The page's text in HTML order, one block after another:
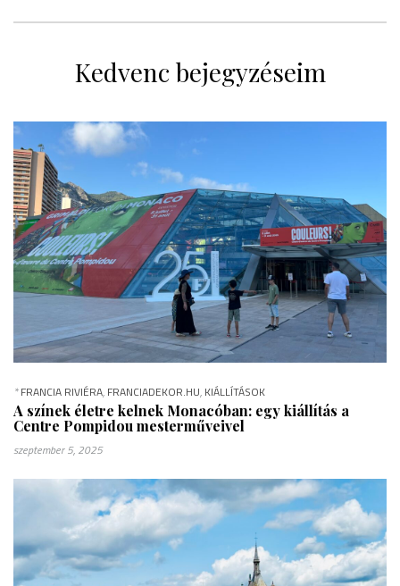
Kedvenc bejegyzéseim
*FRANCIA RIVIÉRA, FRANCIADEKOR.HU, KIÁLLÍTÁSOK
A színek életre kelnek Monacóban: egy kiállítás a
Centre Pompidou mesterműveivel
szeptember 5, 2025